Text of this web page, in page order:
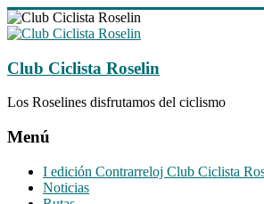
Saltar
al
Club Ciclista Roselin
Los Roselines disfrutamos del ciclismo
Menú
I edición Contrarreloj Club Ciclista
Noticias